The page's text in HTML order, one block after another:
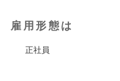
雇用形態は
正社員